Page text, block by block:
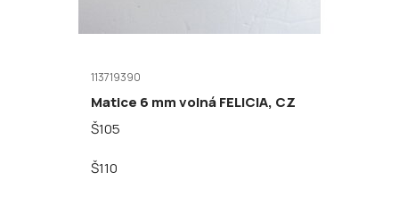
113719390
Matice 6 mm volná FELICIA, CZ
Š105
Š110